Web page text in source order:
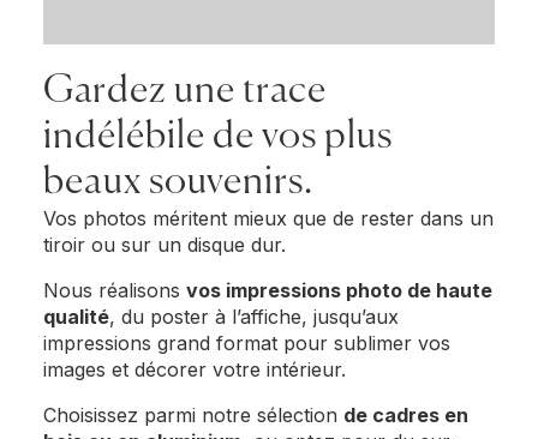
Gardez une trace
indélébile de vos plus
beaux souvenirs.
Vos photos méritent mieux que de rester dans un
tiroir ou sur un disque dur.
Nous réalisons vos impressions photo de haute
qualité, du poster à l’affiche, jusqu’aux
impressions grand format pour sublimer vos
images et décorer votre intérieur.
Choisissez parmi notre sélection de cadres en